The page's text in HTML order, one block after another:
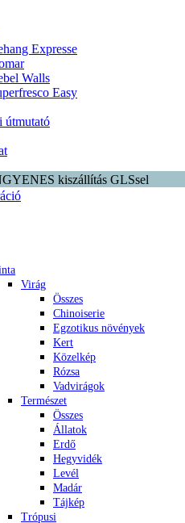
Expresse
Walls
Easy
útmutató
kiszállítás GLSsel
Virág
Összes
Chinoiserie
Egzotikus növények
Kert
Közelkép
Rózsa
Vadvirágok
Természet
Összes
Állatok
Erdő
Hegyvidék
Levél
Madár
Tájkép
Trópusi